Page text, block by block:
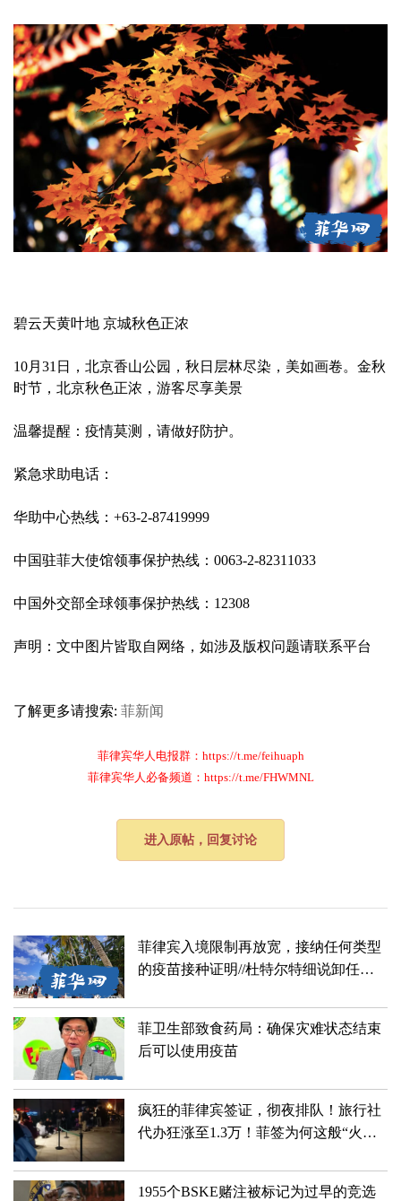
碧云天黄叶地 京城秋色正浓
10月31日，北京香山公园，秋日层林尽染，美如画卷。金秋
时节，北京秋色正浓，游客尽享美景
温馨提醒：疫情莫测，请做好防护。
紧急求助电话：
华助中心热线：+63-2-87419999
中国驻菲大使馆领事保护热线：0063-2-82311033
中国外交部全球领事保护热线：12308
声明：文中图片皆取自网络，如涉及版权问题请联系平台
了解更多请搜索: 菲新闻
菲律宾华人电报群：https://t.me/feihuaph
菲律宾华人必备频道：https://t.me/FHWMNL
进入原帖，回复讨论
菲律宾入境限制再放宽，接纳任何类型
的疫苗接种证明//杜特尔特细说卸任后
​菲卫生部致食药局：确保灾难状态结束
后可以使用疫苗
疯狂的菲律宾签证，彻夜排队！旅行社
代办狂涨至1.3万！菲签为何这般“火
1955个BSKE赌注被标记为过早的竞选